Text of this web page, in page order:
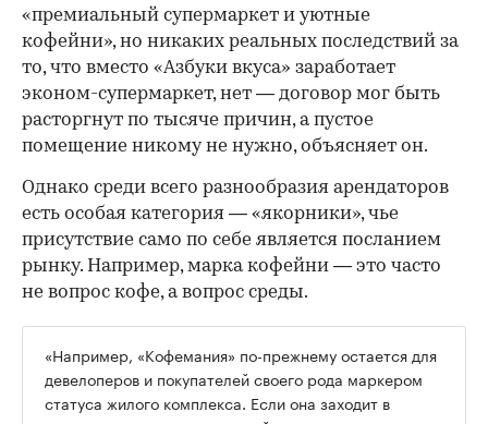
«премиальный супермаркет и уютные
кофейни», но никаких реальных последствий за
то, что вместо «Азбуки вкуса» заработает
эконом-супермаркет, нет — договор мог быть
расторгнут по тысяче причин, а пустое
помещение никому не нужно, объясняет он.
Однако среди всего разнообразия арендаторов
есть особая категория — «якорники», чье
присутствие само по себе является посланием
рынку. Например, марка кофейни — это часто
не вопрос кофе, а вопрос среды.
«Например, «Кофемания» по-прежнему остается для
девелоперов и покупателей своего рода маркером
статуса жилого комплекса. Если она заходит в